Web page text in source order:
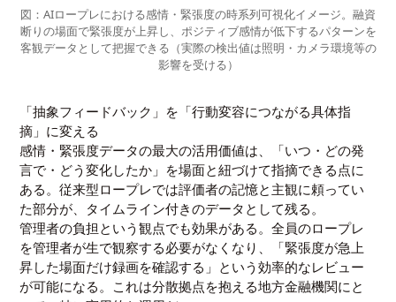
図：AIロープレにおける感情・緊張度の時系列可視化イメージ。融資
断りの場面で緊張度が上昇し、ポジティブ感情が低下するパターンを
客観データとして把握できる（実際の検出値は照明・カメラ環境等の
影響を受ける）
「抽象フィードバック」を「行動変容につながる具体指
摘」に変える
感情・緊張度データの最大の活用価値は、「いつ・どの発
言で・どう変化したか」を場面と紐づけて指摘できる点に
ある。従来型ロープレでは評価者の記憶と主観に頼ってい
た部分が、タイムライン付きのデータとして残る。
管理者の負担という観点でも効果がある。全員のロープレ
を管理者が生で観察する必要がなくなり、「緊張度が急上
昇した場面だけ録画を確認する」という効率的なレビュー
が可能になる。これは分散拠点を抱える地方金融機関にと